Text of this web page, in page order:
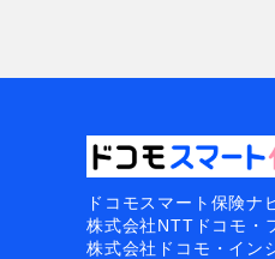
ドコモスマート保険ナ
株式会社NTTドコモ・
株式会社ドコモ・イン